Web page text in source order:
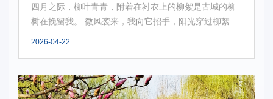
四月之际，柳叶青青，附着在衬衣上的柳絮是古城的柳
树在挽留我。 微风袭来，我向它招手，阳光穿过柳絮映
2026-04-22